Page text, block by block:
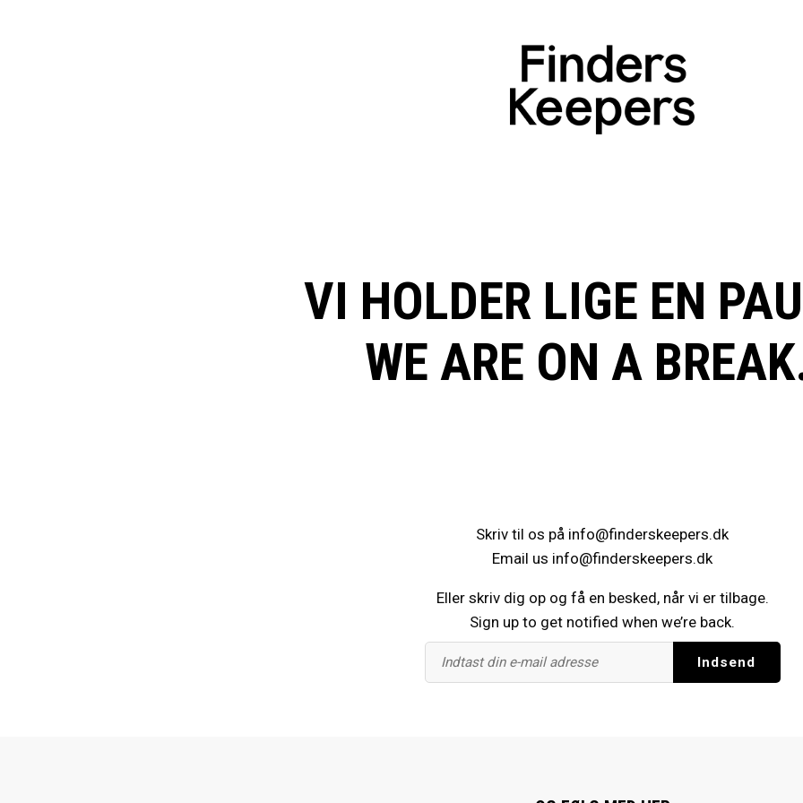
VI HOLDER LIGE EN
WE ARE ON A
Skriv til os på info@finderskeepers.dk
Email us info@finderskeepers.dk
Eller skriv dig op og få en besked, når vi er tilbage.
Sign up to get notified when we’re back.